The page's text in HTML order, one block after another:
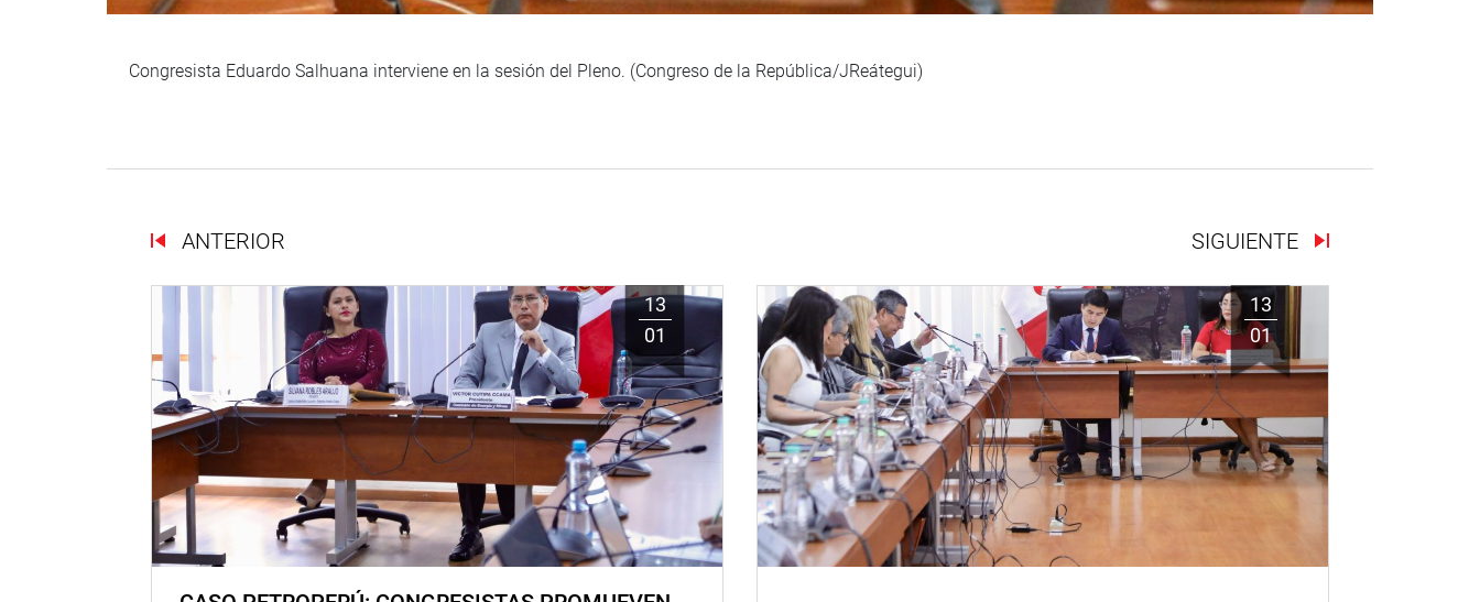
Congresista Eduardo Salhuana interviene en la sesión del Pleno. (Congreso de la República/JReátegui)
ANTERIOR SIGUIENTE
13
01
13
01